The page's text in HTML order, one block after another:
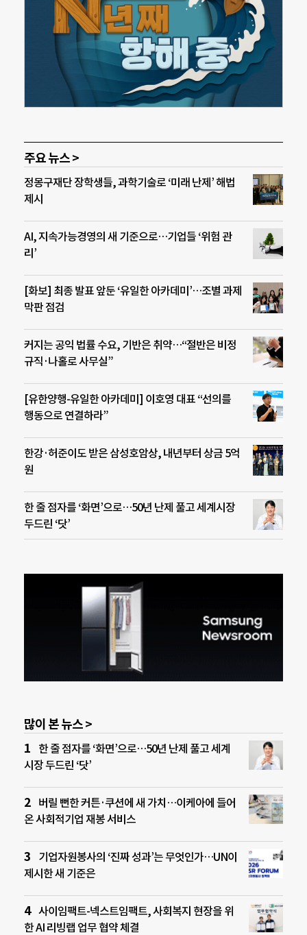
주요 뉴스 >
정몽구재단 장학생들, 과학기술로 ‘미래 난제’ 해법
제시
AI, 지속가능경영의 새 기준으로…기업들 ‘위험 관
리’
[화보] 최종 발표 앞둔 ‘유일한 아카데미’…조별 과제
막판 점검
커지는 공익 법률 수요, 기반은 취약…“절반은 비정
규직·나홀로 사무실”
[유한양행-유일한 아카데미] 이호영 대표 “선의를
행동으로 연결하라”
한강·허준이도 받은 삼성호암상, 내년부터 상금 5억
원
한 줄 점자를 ‘화면’으로…50년 난제 풀고 세계시장
두드린 ‘닷’
많이 본 뉴스 >
한 줄 점자를 ‘화면’으로…50년 난제 풀고 세계
시장 두드린 ‘닷’
버릴 뻔한 커튼·쿠션에 새 가치…이케아에 들어
온 사회적기업 재봉 서비스
기업자원봉사의 ‘진짜 성과’는 무엇인가…UN이
제시한 새 기준은
사이임팩트-넥스트임팩트, 사회복지 현장을 위
한 AI 리빙랩 업무 협약 체결